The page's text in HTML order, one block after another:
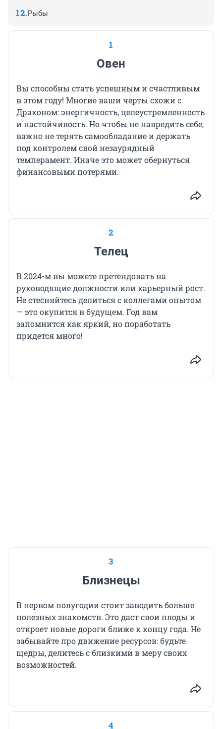
Рыбы
1
Овен
Вы способны стать успешным и счастливым
в этом году! Многие ваши черты схожи с
Драконом: энергичность, целеустремленность
и настойчивость. Но чтобы не навредить себе,
важно не терять самообладание и держать
под контролем свой незаурядный
темперамент. Иначе это может обернуться
финансовыми потерями.
2
Телец
В 2024-м вы можете претендовать на
руководящие должности или карьерный рост.
Не стесняйтесь делиться с коллегами опытом
— это окупится в будущем. Год вам
запомнится как яркий, но поработать
придется много!
3
Близнецы
В первом полугодии стоит заводить больше
полезных знакомств. Это даст свои плоды и
откроет новые дороги ближе к концу года. Не
забывайте про движение ресурсов: будьте
щедры, делитесь с близкими в меру своих
возможностей.
4